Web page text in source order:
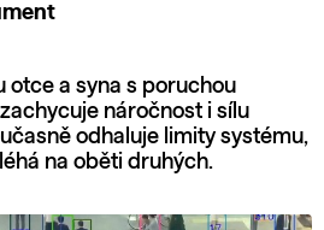
otce a syna s poruchou
náročnost i sílu
odhaluje limity systému,
na oběti druhých.